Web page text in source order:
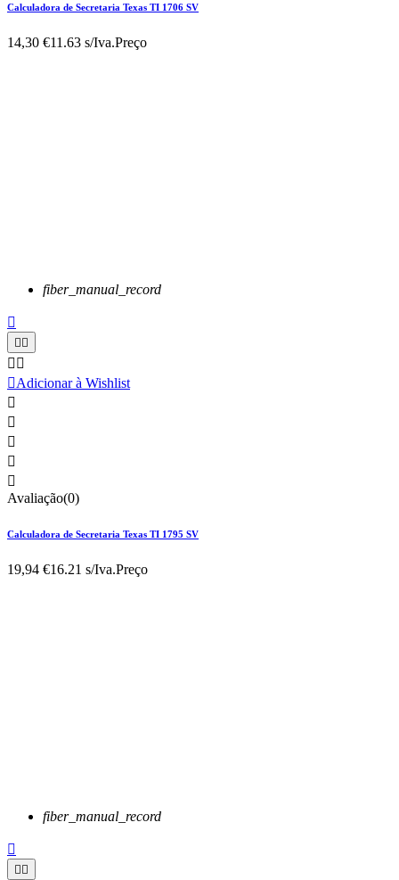
Calculadora de Secretaria Texas TI 1706 SV
14,30 €11.63 s/Iva.Preço
fiber_manual_record

 
 
Adicionar à Wishlist





Avaliação(0)
Calculadora de Secretaria Texas TI 1795 SV
19,94 €16.21 s/Iva.Preço
fiber_manual_record

 